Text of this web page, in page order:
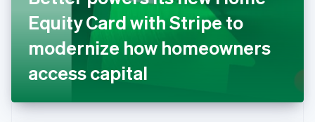
Equity Card with Stripe to
modernize how homeowners
access capital
English
Finlandia
Francia
Germania